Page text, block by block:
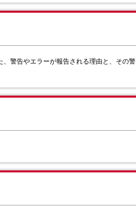
警告やエラーが報告される理由と、その警